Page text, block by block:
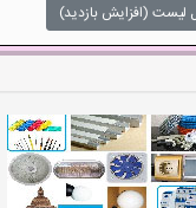
لیست (افزایش بازدید)